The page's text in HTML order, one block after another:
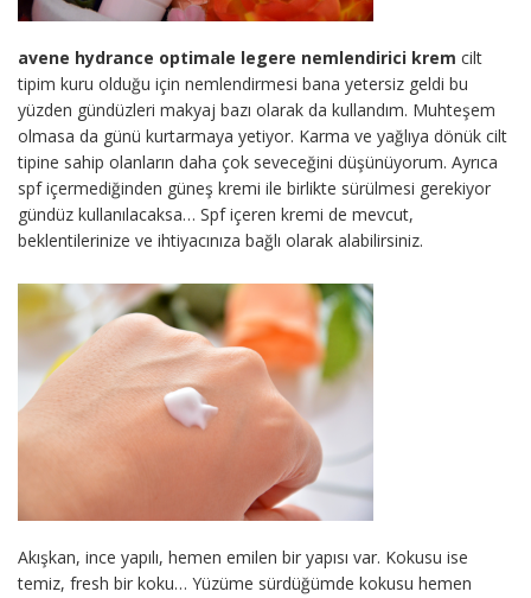
avene hydrance optimale legere nemlendirici krem cilt
tipim kuru olduğu için nemlendirmesi bana yetersiz geldi bu
yüzden gündüzleri makyaj bazı olarak da kullandım. Muhteşem
olmasa da günü kurtarmaya yetiyor. Karma ve yağlıya dönük cilt
tipine sahip olanların daha çok seveceğini düşünüyorum. Ayrıca
spf içermediğinden güneş kremi ile birlikte sürülmesi gerekiyor
gündüz kullanılacaksa… Spf içeren kremi de mevcut,
beklentilerinize ve ihtiyacınıza bağlı olarak alabilirsiniz.
Akışkan, ince yapılı, hemen emilen bir yapısı var. Kokusu ise
temiz, fresh bir koku… Yüzüme sürdüğümde kokusu hemen